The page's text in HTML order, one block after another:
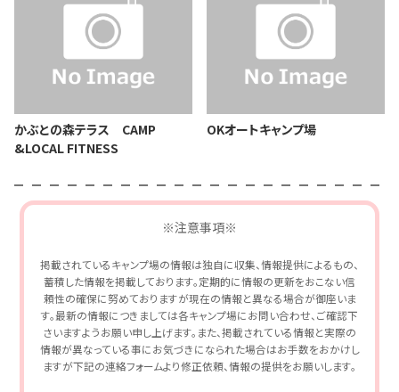
かぶとの森テラス CAMP
&LOCAL FITNESS
OKオートキャンプ場
※注意事項※
掲載されているキャンプ場の情報は独自に収集、情報提供によるもの、
蓄積した情報を掲載しております。定期的に情報の更新をおこない信
頼性の確保に努めておりますが現在の情報と異なる場合が御座いま
す。最新の情報につきましては各キャンプ場にお問い合わせ、ご確認下
さいますようお願い申し上げます。また、掲載されている情報と実際の
情報が異なっている事にお気づきになられた場合はお手数をおかけし
ますが下記の連絡フォームより修正依頼、情報の提供をお願いします。